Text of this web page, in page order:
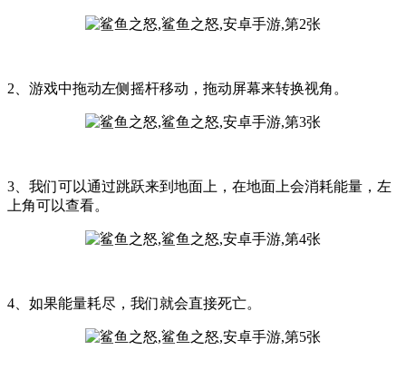
2、游戏中拖动左侧摇杆移动，拖动屏幕来转换视角。
3、我们可以通过跳跃来到地面上，在地面上会消耗能量，左
上角可以查看。
4、如果能量耗尽，我们就会直接死亡。